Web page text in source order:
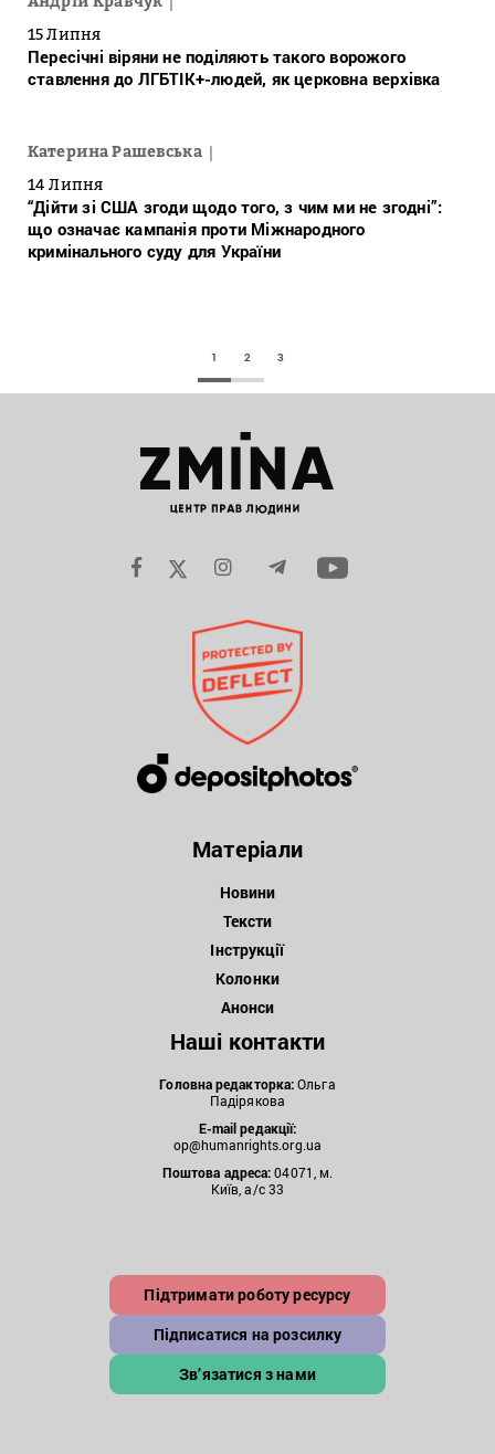
15 Липня
Пересічні віряни не поділяють такого ворожого
ставлення до ЛГБТІК+-людей, як церковна верхівка
Катерина Рашевська
14 Липня
“Дійти зі США згоди щодо того, з чим ми не згодні”:
що означає кампанія проти Міжнародного
кримінального суду для України
1 2 3
Матеріали
Новини
Тексти
Інструкції
Колонки
Анонси
Наші контакти
Головна редакторка:Ольга
Падірякова
E-mail редакції:
op@humanrights.org.ua
Поштова адреса:04071, м.
Київ, а/с 33
Підтримати роботу ресурсу
Підписатися на розсилку
Зв’язатися з нами